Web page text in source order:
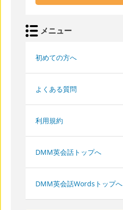
メニュー
初めての方へ
よくある質問
利用規約
DMM英会話トップへ
DMM英会話Wordsトップへ